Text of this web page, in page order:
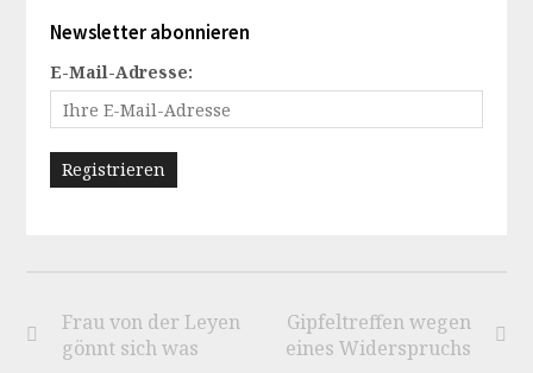
Newsletter abonnieren
E-Mail-Adresse:
Frau von der Leyen
gönnt sich was
Gipfeltreffen wegen
eines Widerspruchs